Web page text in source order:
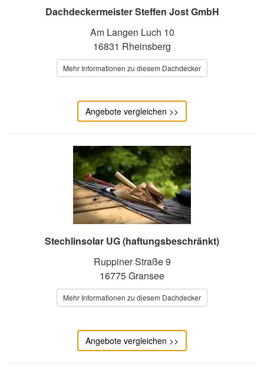
Dachdeckermeister Steffen Jost GmbH
Am Langen Luch 10
16831 Rheinsberg
Mehr Informationen zu diesem Dachdecker
Angebote vergleichen >>
Stechlinsolar UG (haftungsbeschränkt)
Ruppiner Straße 9
16775 Gransee
Mehr Informationen zu diesem Dachdecker
Angebote vergleichen >>